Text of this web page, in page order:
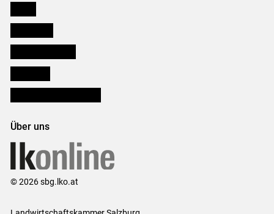
Über uns
© 2026 sbg.lko.at